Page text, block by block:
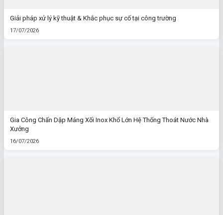
Giải pháp xử lý kỹ thuật & Khắc phục sự cố tại công trường
17/07/2026
Gia Công Chấn Dập Máng Xối Inox Khổ Lớn Hệ Thống Thoát Nước Nhà
Xưởng
16/07/2026